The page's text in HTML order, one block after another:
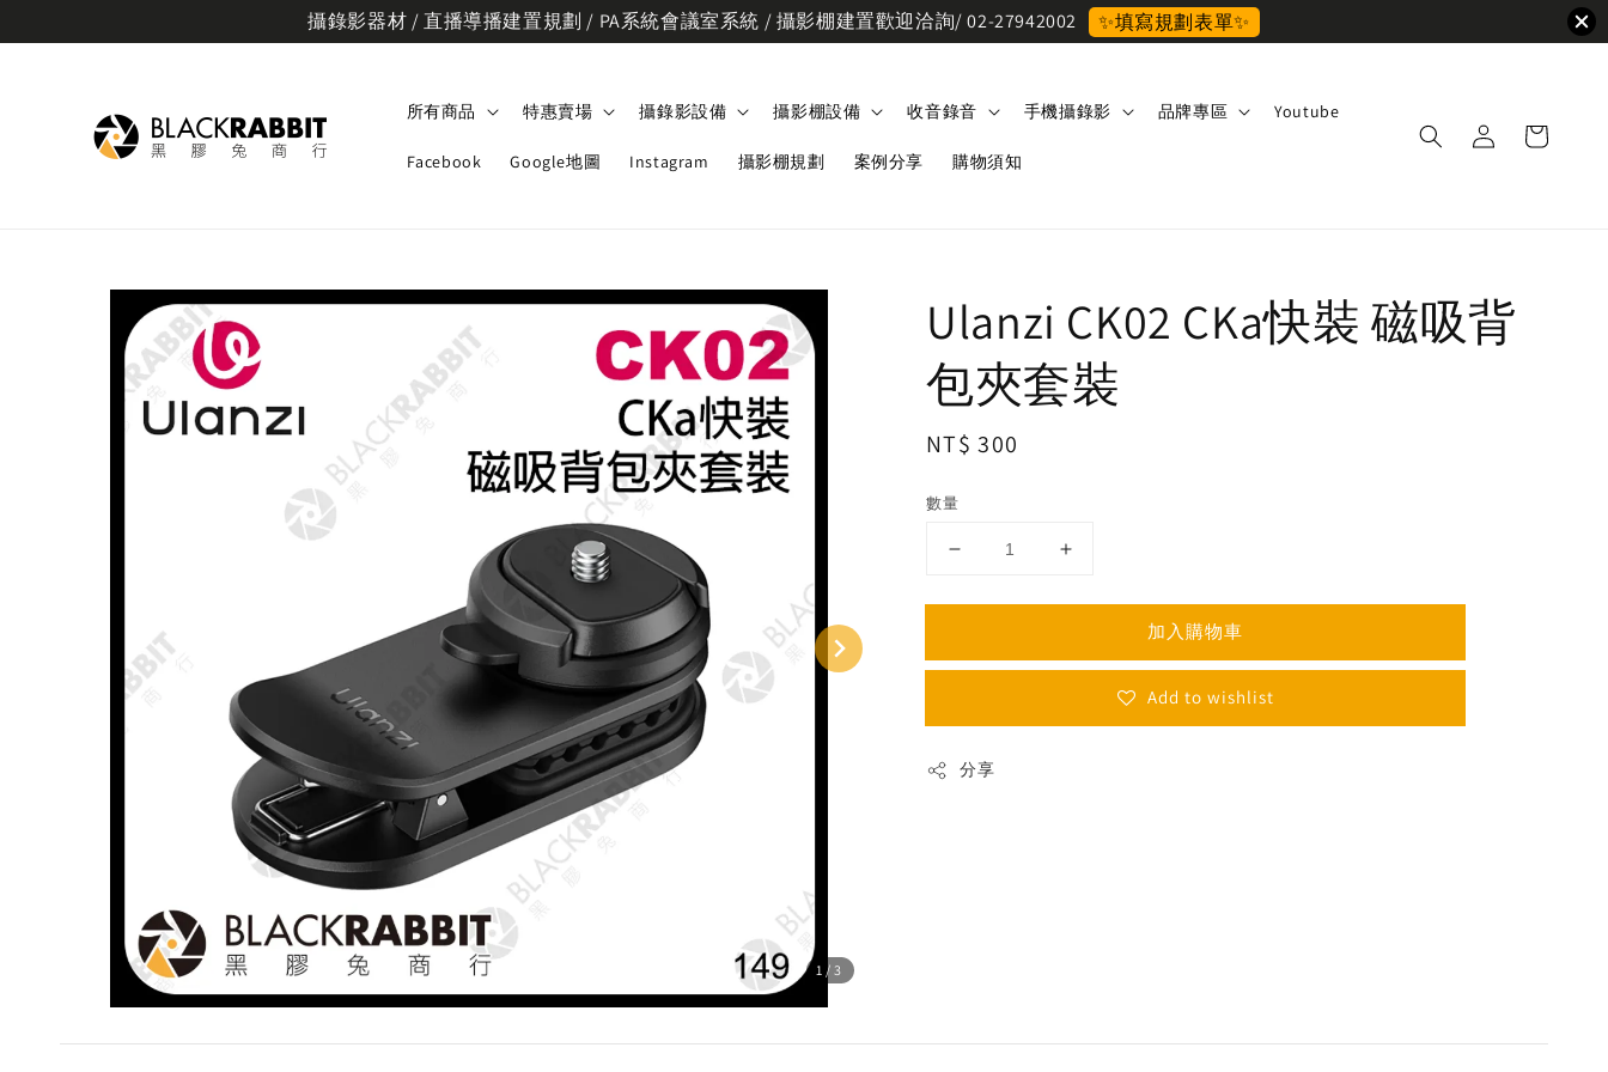
攝錄影器材 / 直播導播建置規劃 / PA系統會議室系統 / 攝影棚建置歡迎洽詢/ 02-27942002 ✨填寫規劃表單✨
所有商品 特惠賣場 攝錄影設備 攝影棚設備 收音錄音 手機攝錄影 品牌專區 Youtube
Facebook Google地圖 Instagram 攝影棚規劃 案例分享 購物須知
1/3
Ulanzi CK02 CKa快裝 磁吸背
包夾套裝
Regular
NT$ 300
數量
加入購物車
Add to wishlist
分享